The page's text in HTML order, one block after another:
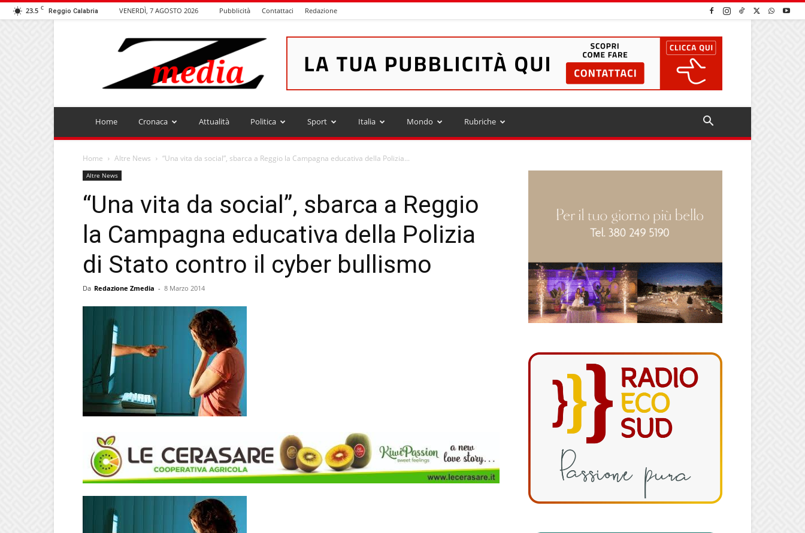
23.5 C Reggio Calabria VENERDÌ, 7 AGOSTO 2026 Pubblicità Contattaci Redazione
ZMEDIA
Home Cronaca Attualità Politica Sport Italia Mondo Rubriche
Home Altre News “Una vita da social”, sbarca a Reggio la Campagna educativa della Polizia...
Altre News
“Una vita da social”, sbarca a Reggio
la Campagna educativa della Polizia
di Stato contro il cyber bullismo
Da Redazione Zmedia - 8 Marzo 2014